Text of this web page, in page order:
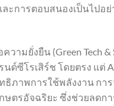
ะการตอบสนองเป็นไปอย่
วามยั่งยืน (Green Tech &
นด์ซีโรเสิร์ช โดยตรง แ
ธิภาพการใช้พลังงาน กา
ษตรอัจฉริยะ ซึ่งช่วยลดก